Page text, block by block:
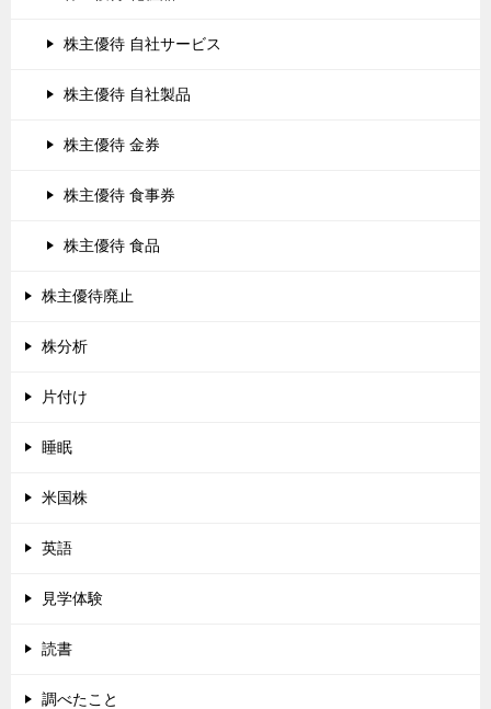
株主優待 自社サービス
株主優待 自社製品
株主優待 金券
株主優待 食事券
株主優待 食品
株主優待廃止
株分析
片付け
睡眠
米国株
英語
見学体験
読書
調べたこと